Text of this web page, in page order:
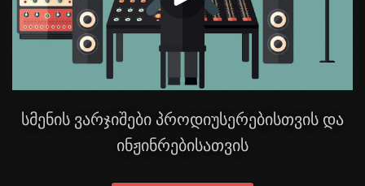
სმენის ვარჯიშები პროდიუსერებისთვის და
ინჟინრებისათვის